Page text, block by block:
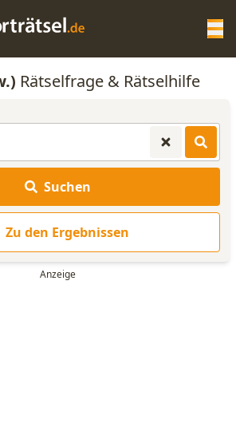
HILFE
ANAGRAMM-GENERATOR
Rätselfrage & Rätselhilfe
Suchen
Zu den Ergebnissen